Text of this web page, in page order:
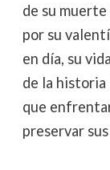
de su
por su
en día, su
de la historia
que
preservar